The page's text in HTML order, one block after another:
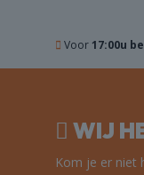
Deze
optie
worden
de
Voor 17:00u
WIJ
Kom je er niet